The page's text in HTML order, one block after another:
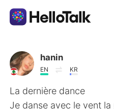
แอปแลกเปลี่ยนทางภาษ
AI Grammar Checker
hanin
EN KR
La dernière dance
Je danse avec le vent